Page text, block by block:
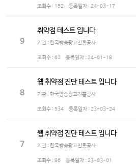
조회수 : 152 등록일자 : 24-03-17
9
취약점 테스트 입니다
기관 : 한국방송광고진흥공사
조회수 : 62 등록일자 : 24-01-18
8
웹 취약점 진단 테스트 입니다
기관 : 한국방송광고진흥공사
조회수 : 534 등록일자 : 23-03-24
7
웹 취약점 진단 테스트 입니다
기관 : 한국방송광고진흥공사
조회수 : 86 등록일자 : 23-03-01